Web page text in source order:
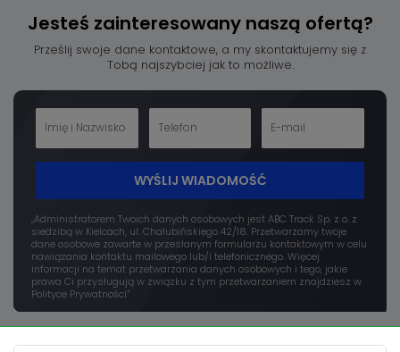
Jesteś zainteresowany naszą ofertą?
Prześlij swoje dane kontaktowe, a my skontaktujemy się z
Tobą najszybciej jak to możliwe.
WYŚLIJ WIADOMOŚĆ
„Administratorem Twoich danych osobowych jest ABC Track Sp. z o. z
siedzibą w Kielcach, ul. Chałubińskiego 42/18. Przetwarzamy twoje
dane osobowe zawarte w przesłanym formularzu kontaktowym w celu
nawiązania kontaktu mailowego lub/i telefonicznego. Więcej
informacji na temat przetwarzania danych osobowych i tego, jakie
prawa Ci przysługują w związku z tym przetwarzaniem znajdziesz w
Polityce Prywatności”